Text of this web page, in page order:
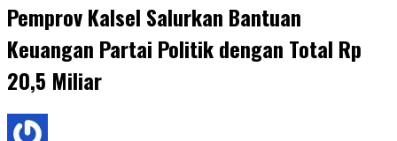
Pemprov Kalsel Salurkan Bantuan
Keuangan Partai Politik dengan Total Rp
20,5 Miliar